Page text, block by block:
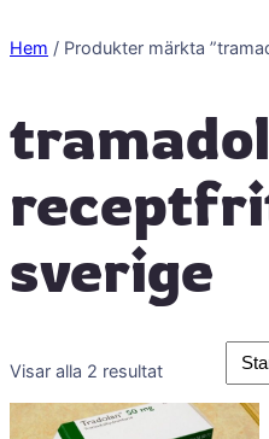
Hem / Produkter märkta
tramadol
sverige
Visar alla 2 resultat